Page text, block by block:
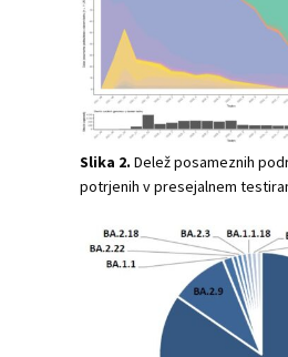
Slika 2. Delež posameznih
potrjenih v presejalnem